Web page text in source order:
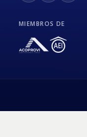
MIEMBROS DE